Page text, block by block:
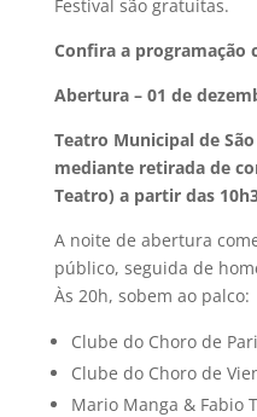
Festival são gratuitas.
Confira a programação
Abertura – 01 de
Teatro Municipal de
mediante retirada de
Teatro) a partir das
A noite de abertura
público, seguida de
Às 20h, sobem ao palco:
Clube do Choro de
Clube do Choro de
Mario Manga & Fabio